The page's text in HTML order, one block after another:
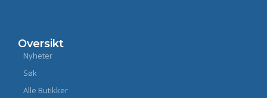
Oversikt
Nyheter
Søk
Alle Butikker